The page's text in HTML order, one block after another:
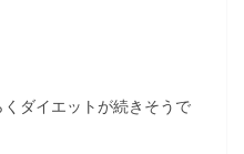
ダイエットが続きそうで